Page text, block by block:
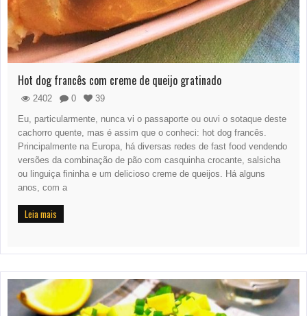
Hot dog francês com creme de queijo gratinado
2402 0
39
Eu, particularmente, nunca vi o passaporte ou ouvi o sotaque deste
cachorro quente, mas é assim que o conheci: hot dog francês.
Principalmente na Europa, há diversas redes de fast food vendendo
versões da combinação de pão com casquinha crocante, salsicha
ou linguiça fininha e um delicioso creme de queijos. Há alguns
anos, com a
Leia mais